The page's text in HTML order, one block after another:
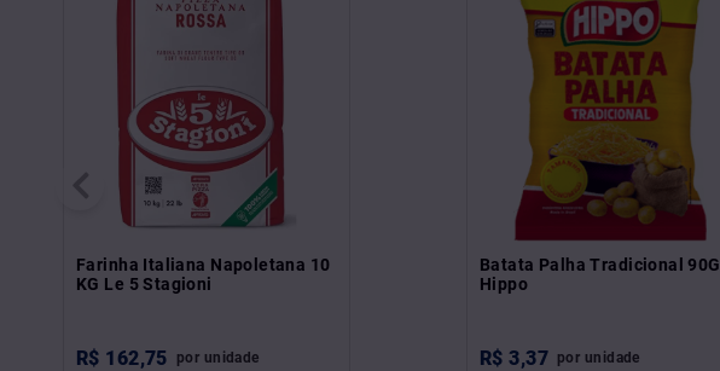
Farinha Italiana Napoletana 10
KG Le 5 Stagioni
R$ 162,75 por unidade
Batata Palha Tradicional 90G
Hippo
R$ 3,37 por unidade